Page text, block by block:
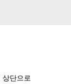
상단으로